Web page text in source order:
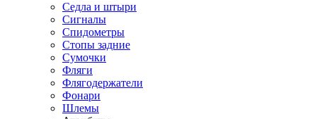
Седла и штыри
Сигналы
Спидометры
Стопы задние
Сумочки
Фляги
Флягодержатели
Фонари
Шлемы